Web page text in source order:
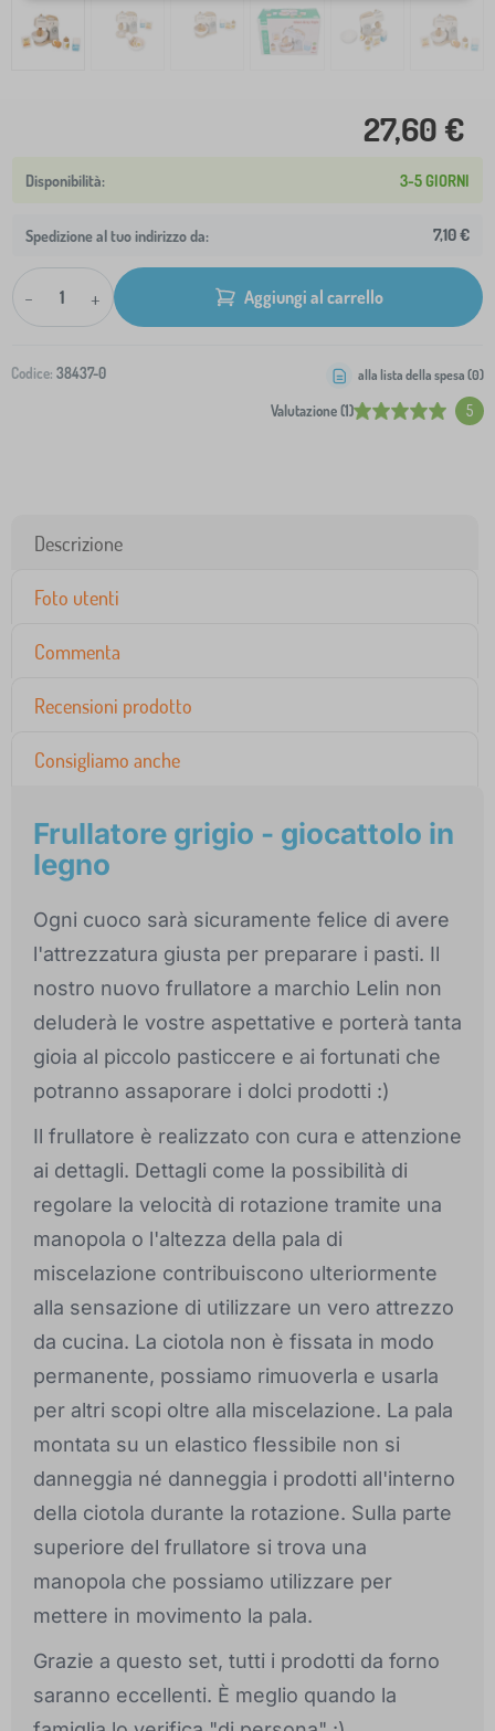
27,60 €
3-5 GIORNI
Spedizione al tuo indirizzo da: 7,10 €
- + Aggiungi al carrello
Codice: 38437-0
Valutazione (1) 5
alla lista della spesa (0)
Descrizione
Foto utenti
Commenta
Recensioni prodotto
Consigliamo anche
Frullatore grigio - giocattolo in
legno
Ogni cuoco sarà sicuramente felice di avere
l'attrezzatura giusta per preparare i pasti. Il
nostro nuovo frullatore a marchio Lelin non
deluderà le vostre aspettative e porterà tanta
gioia al piccolo pasticcere e ai fortunati che
potranno assaporare i dolci prodotti :)
Il frullatore è realizzato con cura e attenzione
ai dettagli. Dettagli come la possibilità di
regolare la velocità di rotazione tramite una
manopola o l'altezza della pala di
miscelazione contribuiscono ulteriormente
alla sensazione di utilizzare un vero attrezzo
da cucina. La ciotola non è fissata in modo
permanente, possiamo rimuoverla e usarla
per altri scopi oltre alla miscelazione. La pala
montata su un elastico flessibile non si
danneggia né danneggia i prodotti all'interno
della ciotola durante la rotazione. Sulla parte
superiore del frullatore si trova una
manopola che possiamo utilizzare per
mettere in movimento la pala.
Grazie a questo set, tutti i prodotti da forno
saranno eccellenti. È meglio quando la